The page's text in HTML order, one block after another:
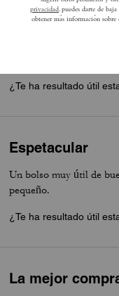
¿Te ha resultado útil
Espetacular
Un bolso muy útil de
pequeño.
¿Te ha resultado útil
La mejor